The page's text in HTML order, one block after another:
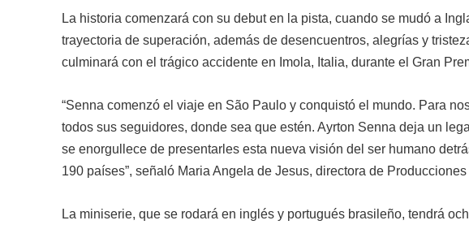
La historia comenzará con su debut en la pista, cuando se mudó a
trayectoria de superación, además de desencuentros, alegrías y
culminará con el trágico accidente en Imola, Italia, durante el Gran
“Senna comenzó el viaje en São Paulo y conquistó el mundo. Para
todos sus seguidores, donde sea que estén. Ayrton Senna deja un
se enorgullece de presentarles esta nueva visión del ser humano
190 países”, señaló Maria Angela de Jesus, directora de
La miniserie, que se rodará en inglés y portugués brasileño, tendrá